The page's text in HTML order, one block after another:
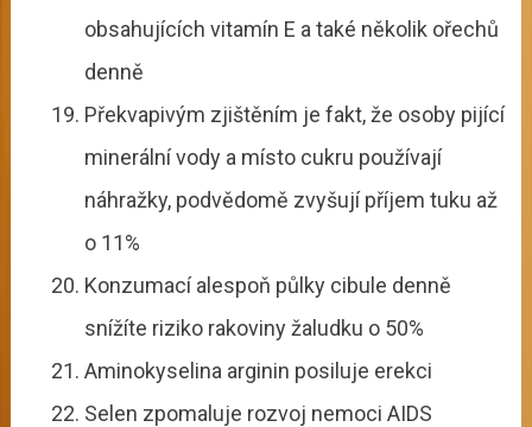
obsahujících vitamín E a také několik ořechů
denně
Překvapivým zjištěním je fakt, že osoby pijící
minerální vody a místo cukru používají
náhražky, podvědomě zvyšují příjem tuku až
o 11%
Konzumací alespoň půlky cibule denně
snížíte riziko rakoviny žaludku o 50%
Aminokyselina arginin posiluje erekci
Selen zpomaluje rozvoj nemoci AIDS